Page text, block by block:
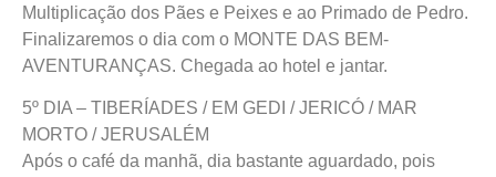
Multiplicação dos Pães e Peixes e ao Primado de Pedro.
Finalizaremos o dia com o MONTE DAS BEM-
AVENTURANÇAS. Chegada ao hotel e jantar.
5º DIA – TIBERÍADES / EM GEDI / JERICÓ / MAR
MORTO / JERUSALÉM
Após o café da manhã, dia bastante aguardado, pois